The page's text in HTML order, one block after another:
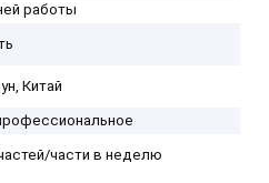
работы
Китай
части в неделю